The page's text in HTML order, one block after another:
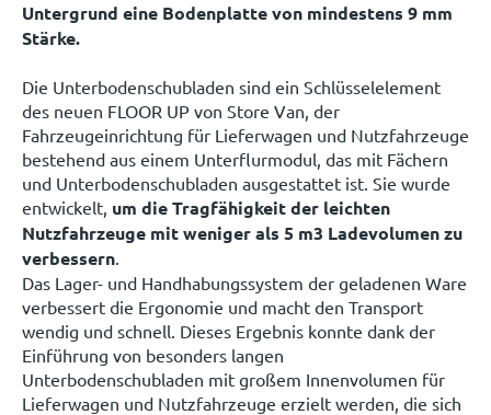
Untergrund eine Bodenplatte von mindestens 9 mm
Stärke.
Die Unterbodenschubladen sind ein Schlüsselelement
des neuen FLOOR UP von Store Van, der
Fahrzeugeinrichtung für Lieferwagen und Nutzfahrzeuge
bestehend aus einem Unterflurmodul, das mit Fächern
und Unterbodenschubladen ausgestattet ist. Sie wurde
entwickelt, um die Tragfähigkeit der leichten
Nutzfahrzeuge mit weniger als 5 m3 Ladevolumen zu
verbessern.
Das Lager- und Handhabungssystem der geladenen Ware
verbessert die Ergonomie und macht den Transport
wendig und schnell. Dieses Ergebnis konnte dank der
Einführung von besonders langen
Unterbodenschubladen mit großem Innenvolumen für
Lieferwagen und Nutzfahrzeuge erzielt werden, die sich